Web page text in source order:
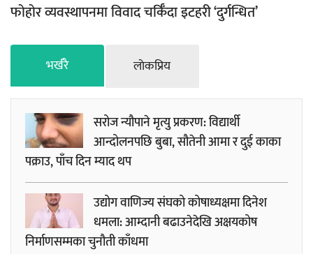
फोहोर व्यवस्थापनमा विवाद चर्किँदा इटहरी ‘दुर्गन्धित’
भर्खरै लाेकप्रिय
सरोज न्यौपाने मृत्यु प्रकरण: विद्यार्थी
आन्दोलनपछि बुबा, सौतेनी आमा र दुई काका
पक्राउ, पाँच दिन म्याद थप
उद्योग वाणिज्य संघको कोषाध्यक्षमा दिनेश
धमला: आम्दानी बढाउनेदेखि अक्षयकोष
निर्माणसम्मका चुनौती काँधमा